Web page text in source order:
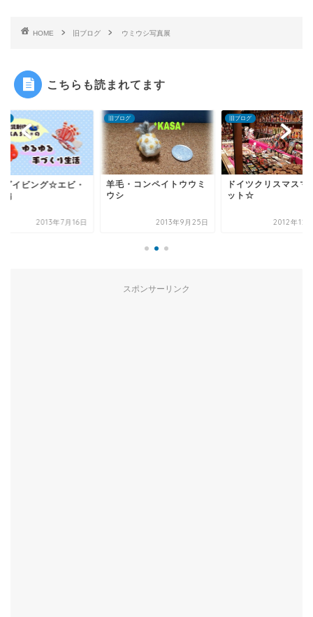
HOME 旧ブログ ウミウシ写真展
こちらも読まれてます
・コンペイトウウミ
2013年9月25日
旧ブログ
ドイツクリスマスマーケ
ット☆
2012年12月13日
旧ブログ
柏島ダイビング☆エ
カニ編
2013年7
スポンサーリンク